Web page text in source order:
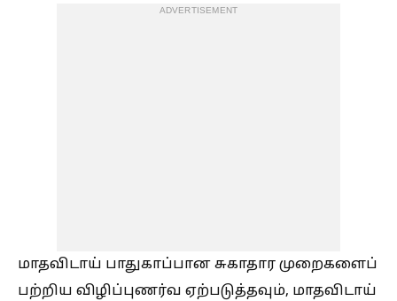
ADVERTISEMENT
மாதவிடாய் பாதுகாப்பான சுகாதார முறைகளைப்
பற்றிய விழிப்புணர்வ ஏற்படுத்தவும், மாதவிடாய்